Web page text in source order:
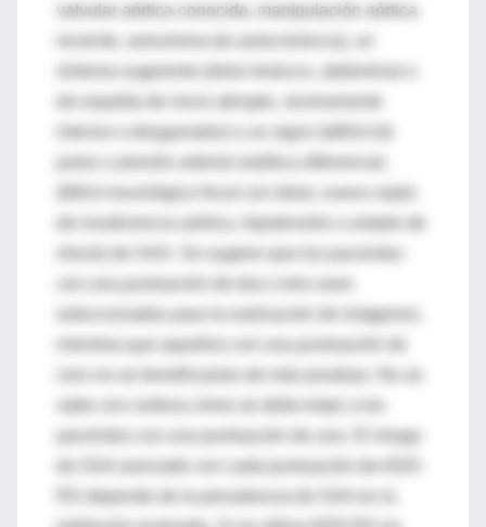
valvular aórtica conocida, manipulación aórtica
síntoma sugerente (dolor torácico, abdominal o
de espalda de inicio abrupto, severamente
intenso o desgarrador) o un signo (déficit de
déficit neurológico focal con dolor, nuevo soplo
shock) de SAA. Se sugiere que los pacientes
seleccionados para la realización de imágenes,
mientras que aquellos con una puntuación de
pacientes con una puntuación de uno. El riesgo
RS depende de la prevalencia de SAA en la